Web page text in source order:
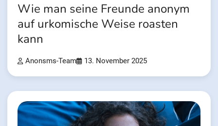
Wie man seine Freunde anonym
auf urkomische Weise roasten
kann
Anonsms-Team 13. November 2025